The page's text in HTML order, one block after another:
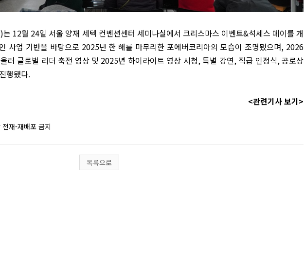
)는 12월 24일 서울 양재 세텍 컨벤션센터 세미나실에서 크리스마스 이벤트&석세스 데이를 개
사업 기반을 바탕으로 2025년 한 해를 마무리한 포에버코리아의 모습이 조명됐으며, 2026
러 글로벌 리더 축전 영상 및 2025년 하이라이트 영상 시청,특별 강연, 직급 인정식,공로상
행됐다.
<관련기사 보기>
재-재배포 금지
목록으로